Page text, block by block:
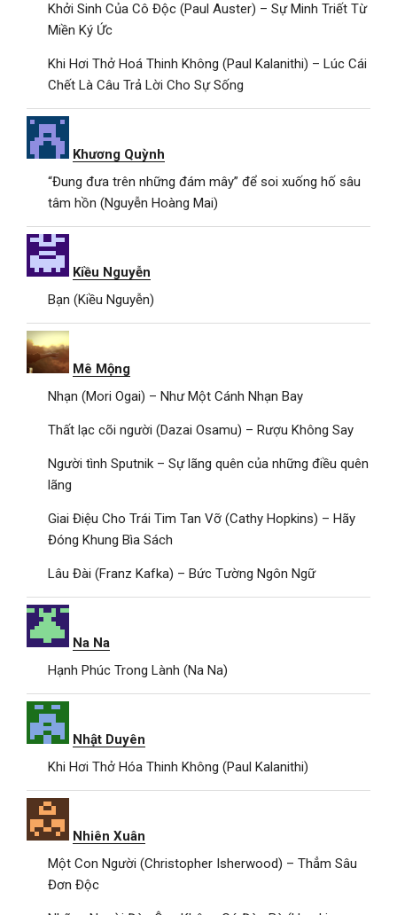
Khởi Sinh Của Cô Độc (Paul Auster) – Sự Minh Triết Từ
Miền Ký Ức
Khi Hơi Thở Hoá Thinh Không (Paul Kalanithi) – Lúc Cái
Chết Là Câu Trả Lời Cho Sự Sống
Khương Quỳnh
“Đung đưa trên những đám mây” để soi xuống hố sâu
tâm hồn (Nguyễn Hoàng Mai)
Kiều Nguyễn
Bạn (Kiều Nguyễn)
Mê Mộng
Nhạn (Mori Ogai) – Như Một Cánh Nhạn Bay
Thất lạc cõi người (Dazai Osamu) – Rượu Không Say
Người tình Sputnik – Sự lãng quên của những điều quên
lãng
Giai Điệu Cho Trái Tim Tan Vỡ (Cathy Hopkins) – Hãy
Đóng Khung Bìa Sách
Lâu Đài (Franz Kafka) – Bức Tường Ngôn Ngữ
Na Na
Hạnh Phúc Trong Lành (Na Na)
Nhật Duyên
Khi Hơi Thở Hóa Thinh Không (Paul Kalanithi)
Nhiên Xuân
Một Con Người (Christopher Isherwood) – Thẳm Sâu
Đơn Độc